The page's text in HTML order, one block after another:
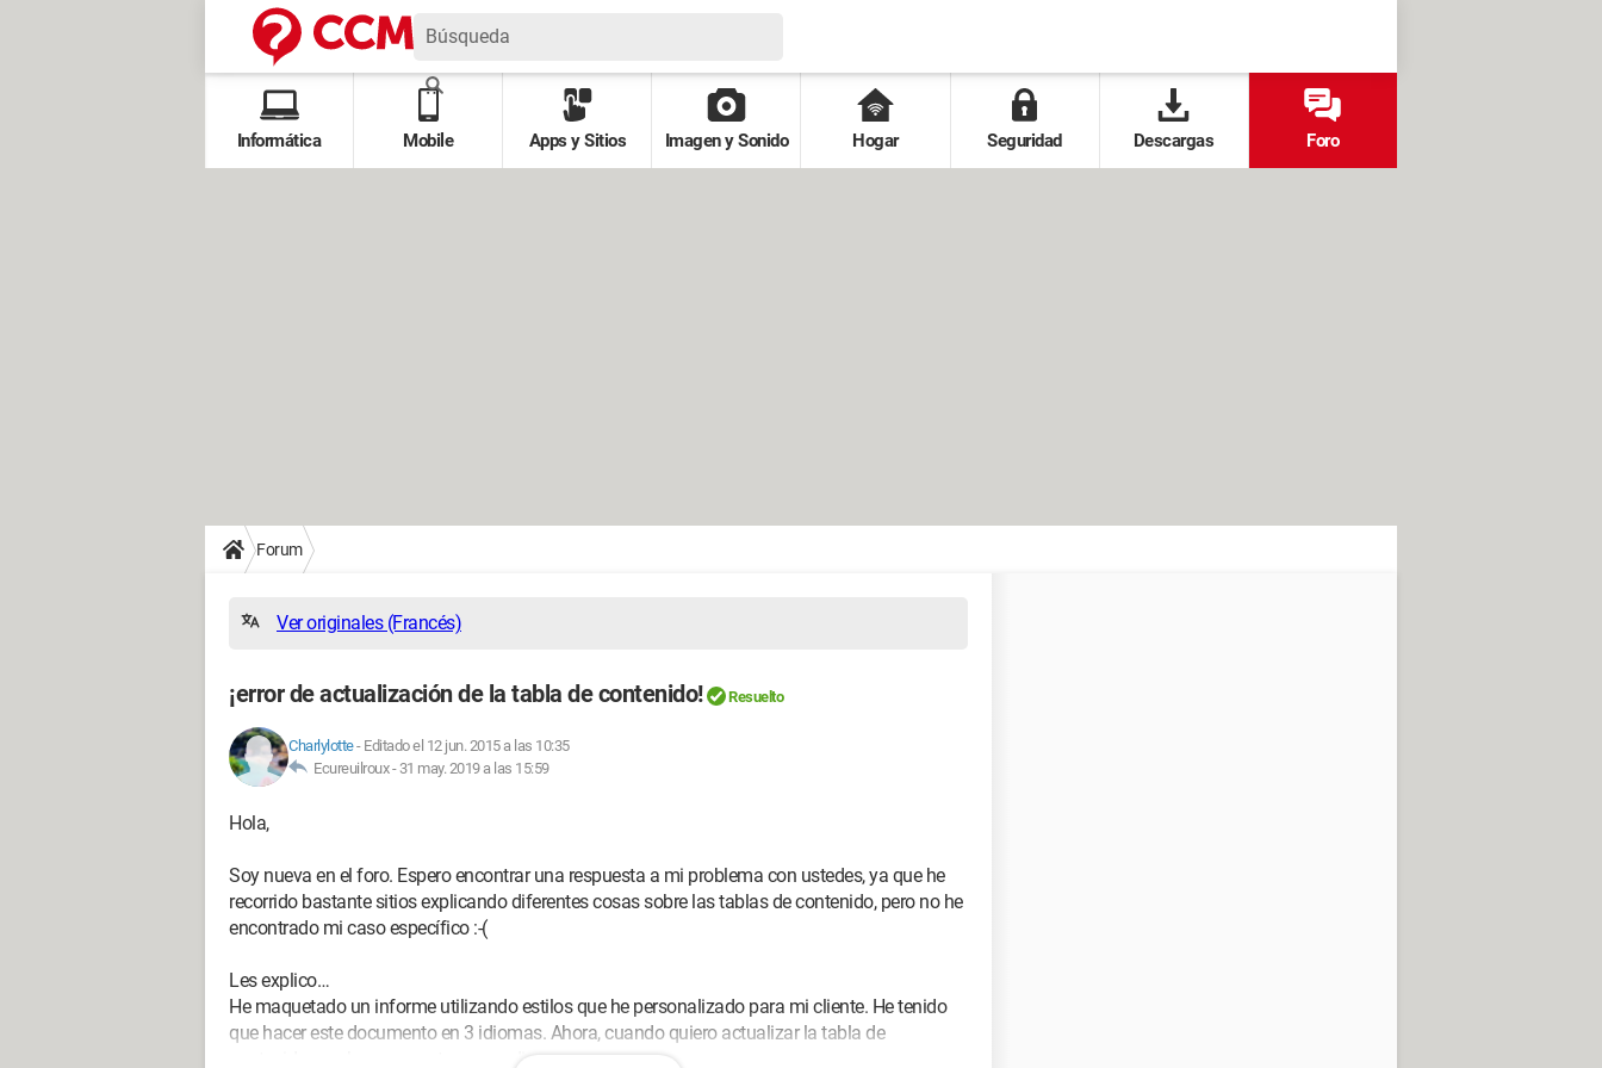
Informática Mobile Apps y Sitios Imagen y Sonido Hogar Seguridad Descargas Foro
Forum
Ver originales (Francés)
¡error de actualización de la tabla de contenido! Resuelto
Charlylotte- Editado el 12 jun. 2015 a las 10:35
Ecureuilroux - 31 may. 2019 a las 15:59
Hola,
Soy nueva en el foro. Espero encontrar una respuesta a mi problema con ustedes, ya que he
recorrido bastante sitios explicando diferentes cosas sobre las tablas de contenido, pero no he
encontrado mi caso específico :-(
Les explico…
He maquetado un informe utilizando estilos que he personalizado para mi cliente. He tenido
que hacer este documento en 3 idiomas. Ahora, cuando quiero actualizar la tabla de